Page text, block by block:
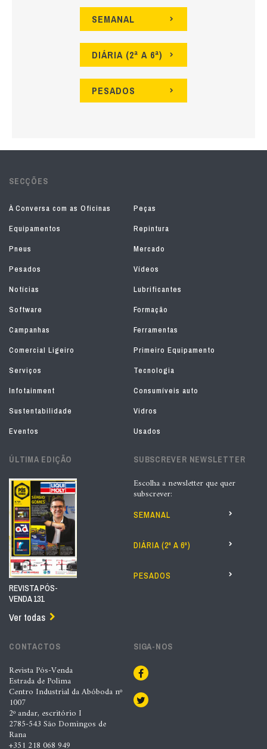
SEMANAL
DIÁRIA (2ª A 6ª)
PESADOS
SECÇÕES
À Conversa com as Oficinas
Peças
Equipamentos
Repintura
Pneus
Mercado
Pesados
Vídeos
Notícias
Lubrificantes
Software
Formação
Campanhas
Ferramentas
Comercial Ligeiro
Primeiro Equipamento
Serviços
Tecnologia
Infotainment
Consumíveis auto
Sustentabilidade
Vidros
Eventos
Usados
ÚLTIMA EDIÇÃO
REVISTA PÓS-
VENDA 131
Ver todas
SUBSCREVER NEWSLETTER
Escolha a newsletter que quer
subscrever:
SEMANAL
DIÁRIA (2ª A 6ª)
PESADOS
CONTACTOS
Revista Pós-Venda
Estrada de Polima
Centro Industrial da Abóboda nº
1007
2º andar, escritório I
2785-543 São Domingos de
Rana
+351 218 068 949
SIGA-NOS